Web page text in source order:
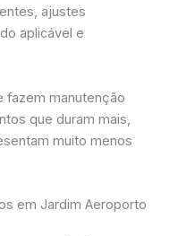
ajustes
aplicável e
fazem manutenção
que duram mais,
muito menos
em Jardim Aeroporto